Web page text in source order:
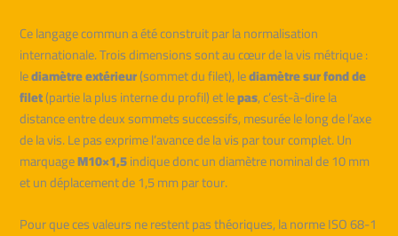
Ce langage commun a été construit par la normalisation
internationale. Trois dimensions sont au cœur de la vis métrique :
lediamètre extérieur(sommet du filet), lediamètre sur fond de
filet(partie la plus interne du profil) et lepas, c’est-à-dire la
distance entre deux sommets successifs, mesurée le long de l’axe
de la vis. Le pas exprime l’avance de la vis par tour complet. Un
marquageM10×1,5indique donc un diamètre nominal de 10 mm
et un déplacement de 1,5 mm par tour.
Pour que ces valeurs ne restent pas théoriques, la norme ISO 68-1